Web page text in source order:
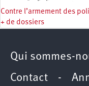
Contre l’armement des
+ de dossiers
Qui sommes-
Contact -